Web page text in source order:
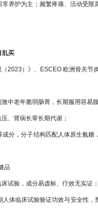
养护为主；频繁疼痛、活动受限
乱买
2023）》、ESCEO 欧洲骨关节
中老年脆弱肠胃，长期服用容易
、肾病长辈长期代谢；
分，分子结构匹配人体原生氨糖
品
试验，成分易虚标、疗效无实证
体临床试验验证功效与安全性